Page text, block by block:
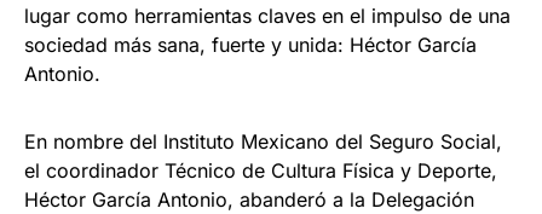
lugar como herramientas claves en el impulso de una
sociedad más sana, fuerte y unida: Héctor García
Antonio.
En nombre del Instituto Mexicano del Seguro Social,
el coordinador Técnico de Cultura Física y Deporte,
Héctor García Antonio, abanderó a la Delegación